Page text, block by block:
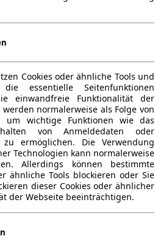
Cookies oder ähnliche Tools und
essentielle Seitenfunktionen
einwandfreie Funktionalität der
normalerweise als Folge von
um wichtige Funktionen wie das
von Anmeldedaten oder
zu ermöglichen. Die Verwendung
Technologien kann normalerweise
Allerdings können bestimmte
ähnliche Tools blockieren oder Sie
dieser Cookies oder ähnlicher
der Webseite beeinträchtigen.